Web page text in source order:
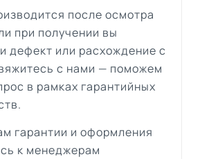
после осмотра
при получении вы
дефект или расхождение с
с нами — поможем
в рамках гарантийных
гарантии и оформления
к менеджерам